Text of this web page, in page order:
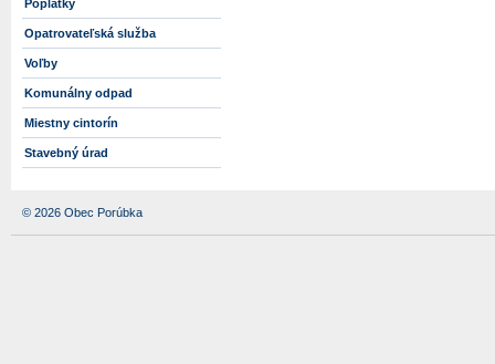
Poplatky
Opatrovateľská služba
Voľby
Komunálny odpad
Miestny cintorín
Stavebný úrad
© 2026 Obec Porúbka